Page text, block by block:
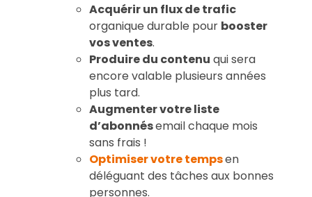
Acquérir un flux de trafic
organique durable pour booster
vos ventes.
Produire du contenu qui sera
encore valable plusieurs années
plus tard.
Augmenter votre liste
d’abonnésemail chaque mois
sans frais !
Optimiser votre tempsen
déléguant des tâches aux bonnes
personnes.